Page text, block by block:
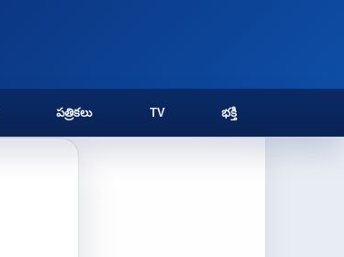
పత్రికలు TV భక్తి